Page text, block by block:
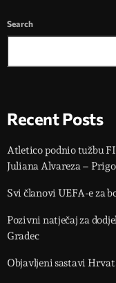
Search
Recent Posts
Atletico podnio tužbu
Juliana Alvareza –
Svi članovi UEFA-e za
Pozivni natječaj za
Gradec
Objavljeni sastavi